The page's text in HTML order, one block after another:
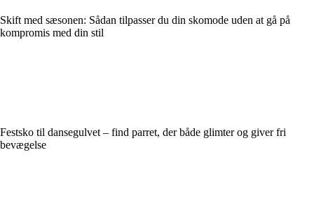
Skift med sæsonen: Sådan tilpasser du din skomode uden at gå på
kompromis med din stil
Festsko til dansegulvet – find parret, der både glimter og giver fri
bevægelse